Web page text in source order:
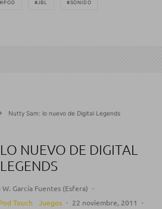
IPOD JBL SONIDO
Nutty Sam: lo nuevo de Digital Legends
NUEVO DE DIGITAL
LEGENDS
García Fuentes (Esfera) ·
Touch Juegos · 22 noviembre, 2011
·